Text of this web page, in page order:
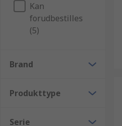
Kan
forudbestilles
(5)
Brand
Produkttype
Serie